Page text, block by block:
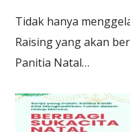
Tidak hanya
Raising yang akan
Panitia Natal…